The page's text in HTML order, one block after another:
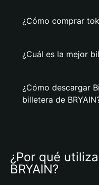
¿Cómo comprar
¿Cuál es la mejor
¿Cómo descargar
billetera de
¿Por qué
BRYAIN?